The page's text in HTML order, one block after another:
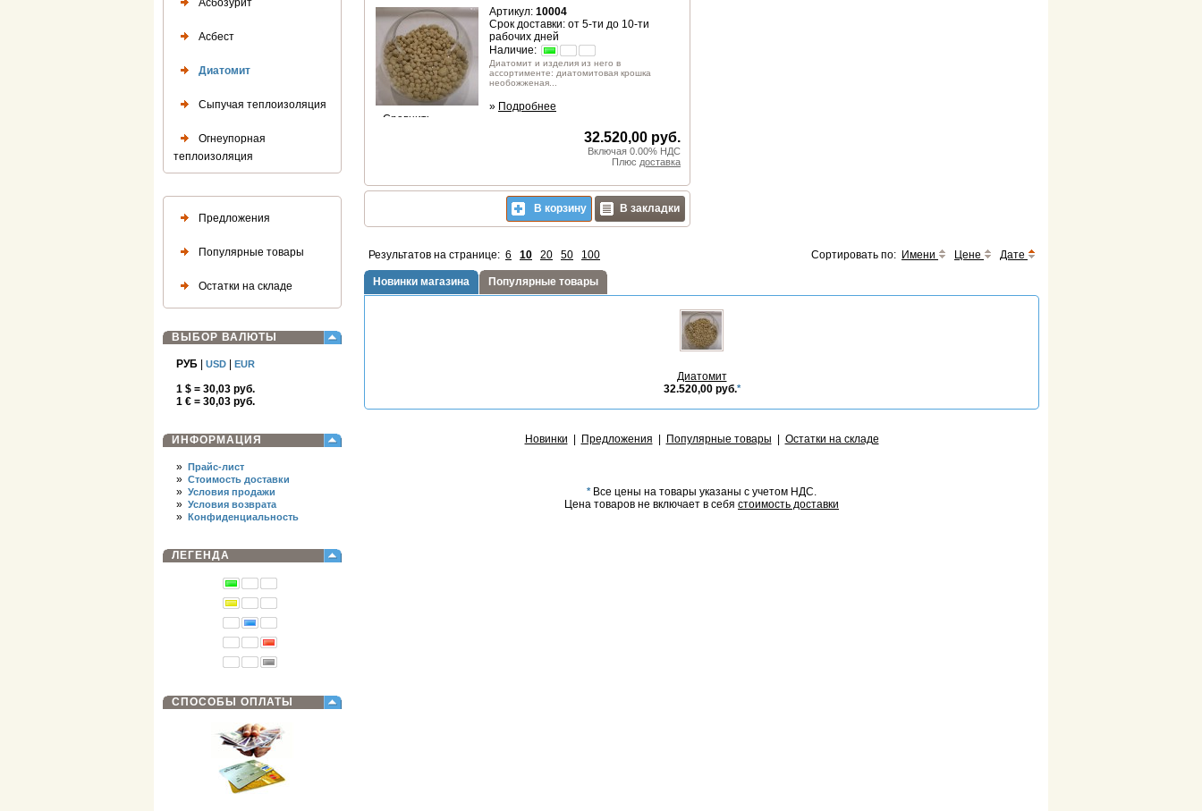
Асбест
Диатомит
Сыпучая теплоизоляция
Огнеупорная
теплоизоляция
Предложения
Популярные товары
Остатки на складе
ВЫБОР ВАЛЮТЫ
РУБ USD EUR
1 $ = 30,03 руб.
1 € = 30,03 руб.
ИНФОРМАЦИЯ
» Прайс-лист
» Стоимость доставки
» Условия продажи
» Условия возврата
» Конфиденциальность
ЛЕГЕНДА
СПОСОБЫ ОПЛАТЫ
Артикул: 10004
Срок доставки: от 5-ти до 10-ти
рабочих дней
Наличие:
Диатомит и изделия из него в
ассортименте: диатомитовая крошка
необожженая...
» Подробнее
Сравнить
32.520,00 руб.
Включая 0.00% НДС
Плюс доставка
В корзину В закладки
Результатов на странице: 6 10 20 50 100 Сортировать по: Имени Цене Дате
Новинки магазина Популярные товары
Диатомит
32.520,00 руб.*
Новинки Предложения Популярные товары Остатки на складе
* Все цены на товары указаны с учетом НДС.
Цена товаров не включает в себя стоимость доставки